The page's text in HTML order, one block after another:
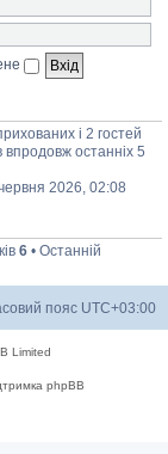
і 2 гостей
впродовж останніх 5
2026, 02:08
6 • Останній
пояс UTC+03:00
Limited
phpBB